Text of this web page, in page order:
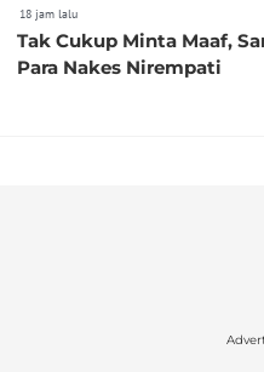
18 jam lalu
Tak Cukup Minta Maaf,
Para Nakes Nirempati